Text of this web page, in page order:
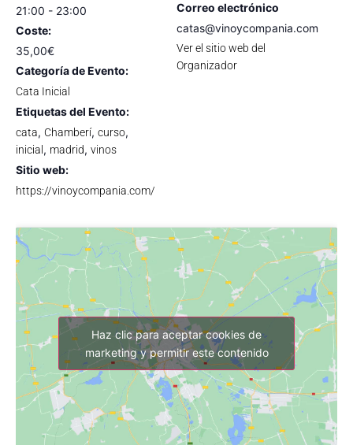
21:00 - 23:00
Coste:
35,00€
Categoría de Evento:
Cata Inicial
Etiquetas del Evento:
cata, Chamberí, curso,
inicial , madrid, vinos
Sitio web:
https://vinoycompania.com/
Correo electrónico
catas@vinoycompania.com
Ver el sitio web del
Organizador
Haz clic para aceptar cookies de
marketing y permitir este contenido